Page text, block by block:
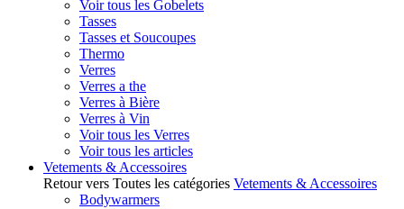
Voir tous les Gobelets
Tasses
Tasses et Soucoupes
Thermo
Verres
Verres a the
Verres à Bière
Verres à Vin
Voir tous les Verres
Voir tous les articles
Vetements & Accessoires
Retour vers Toutes les catégories Vetements & Accessoires
Bodywarmers